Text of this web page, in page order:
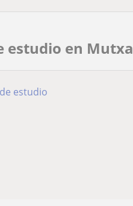
estudio en